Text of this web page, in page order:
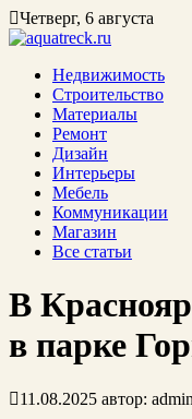
Четверг, 6 августа
Недвижимость
Строительство
Материалы
Ремонт
Дизайн
Интерьеры
Мебель
Коммуникации
Магазин
Все статьи
В
в парке
11.08.2025 автор: